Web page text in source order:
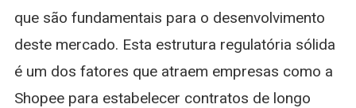
que são fundamentais para o desenvolvimento
deste mercado. Esta estrutura regulatória sólida
é um dos fatores que atraem empresas como a
Shopee para estabelecer contratos de longo